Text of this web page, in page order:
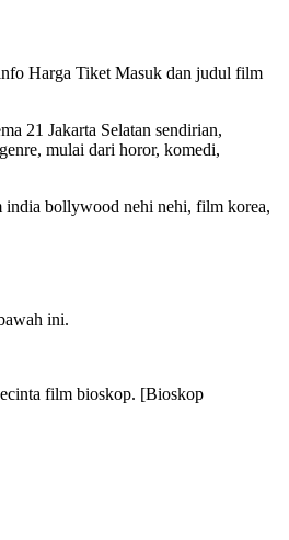
Harga Tiket Masuk dan judul film
21 Jakarta Selatan sendirian,
mulai dari horor, komedi,
bollywood nehi nehi, film korea,
ini.
film bioskop. [Bioskop